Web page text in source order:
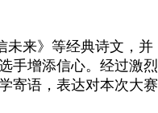
未来》等经典诗文，并
手增添信心。经过激烈
寄语，表达对本次大赛